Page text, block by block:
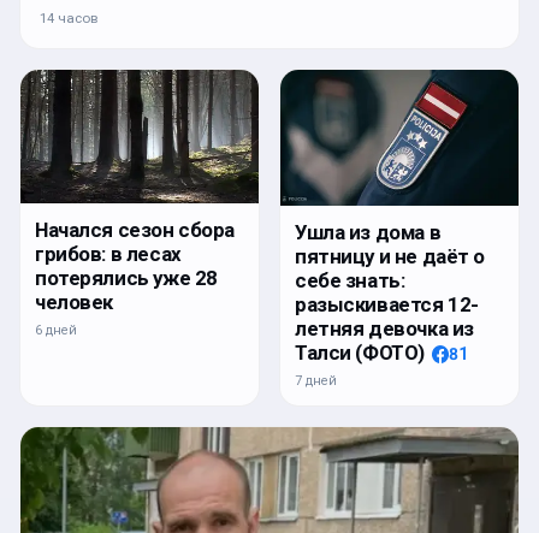
14 часов
Начался сезон сбора
грибов: в лесах
потерялись уже 28
человек
6 дней
Ушла из дома в
пятницу и не даёт о
себе знать:
разыскивается 12-
летняя девочка из
Талси (ФОТО)
81
7 дней